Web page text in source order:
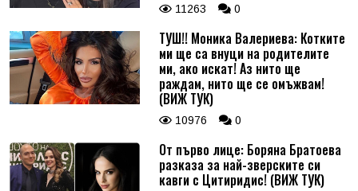
11263 0
ТУШ!! Моника Валериева: Котките
ми ще са внуци на родителите
ми, ако искат! Аз нито ще
раждам, нито ще се омъжвам!
(ВИЖ ТУК)
10976 0
От първо лице: Боряна Братоева
разказа за най-зверските си
кавги с Цитиридис! (ВИЖ ТУК)